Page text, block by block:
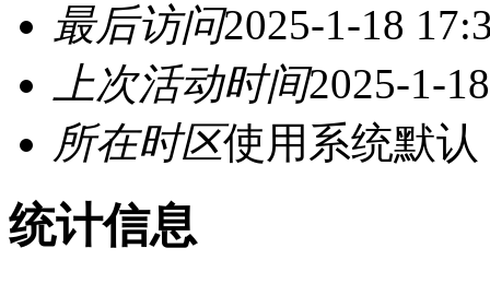
最后访问2025-1-18
上次活动时间2025-1-
所在时区使用系统默认
统计信息